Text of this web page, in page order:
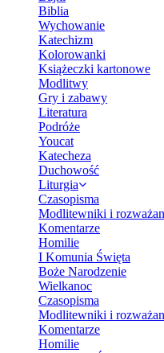
Biblia
Wychowanie
Katechizm
Kolorowanki
Książeczki kartonowe
Modlitwy
Gry i zabawy
Literatura
Podróże
Youcat
Katecheza
Duchowość
Liturgia
Czasopisma
Modlitewniki i
Komentarze
Homilie
I Komunia Święta
Boże Narodzenie
Wielkanoc
Czasopisma
Modlitewniki i
Komentarze
Homilie